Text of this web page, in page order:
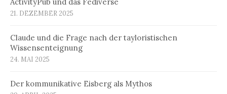
ActivityPub und das Fediverse
21. DEZEMBER 2025
Claude und die Frage nach der tayloristischen
Wissensenteignung
24. MAI 2025
Der kommunikative Eisberg als Mythos